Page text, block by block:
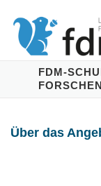
Inhalt
springen
LANDESKONZEPT
KOMPETENZEN
FDM-
Über das